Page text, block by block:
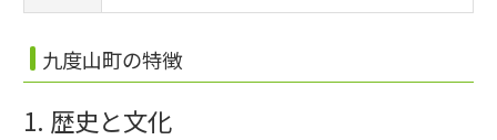
九度山町の特徴
1. 歴史と文化